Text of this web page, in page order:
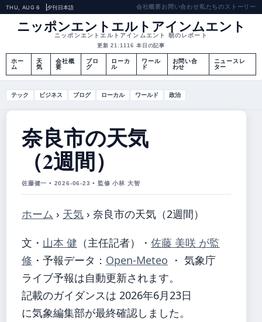
THU, AUG 6 夕刊日本語 会社概要お問い合わせ私たちのストーリー
ニッポンエントエルトアインムエント
ニッポンエントエルトアインムエント 朝のレポート
更新 21:1116 本日の記事
ホー
ム
天
気
会社概
要
ブロ
グ
ローカ
ル
ワール
ド
お問い合
わせ
ニュースレ
ター
テック ビジネス ブログ ローカル ワールド 政治
奈良市の天気
（2週間）
佐藤健一 • 2026-06-23 • 監修 小林 大智
ホーム › 天気 › 奈良市の天気（2週間）
文・ 山本 健 （主任記者） ・ 佐藤 美咲 が監
修 ・ 予報データ： Open-Meteo ・ 気象庁
ライブ予報は自動更新されます。
記載のガイダンスは 2026年6月23日
に気象編集部が最終確認しました。